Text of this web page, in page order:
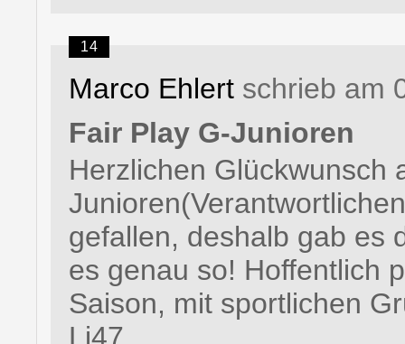
14
Marco Ehlert schrieb am
Fair Play G-Junioren
Herzlichen Glückwunsch
gefallen, deshalb gab es
es genau so! Hoffentlich
Saison, mit sportlichen
Li47